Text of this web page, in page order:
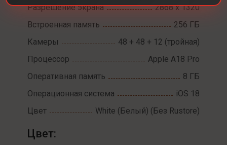
Разрешение экрана
2868 х 1320
Встроенная память
256 ГБ
Камеры
48 + 48 + 12 (тройная)
Процессор
Apple A18 Pro
Оперативная память
8 ГБ
Операционная система
iOS 18
Цвет
White (Белый) (Без Rustore)
Цвет: